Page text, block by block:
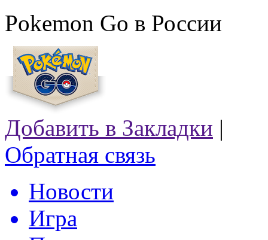
Pokemon Go в России
Добавить в Закладки |
Обратная связь
Новости
Игра